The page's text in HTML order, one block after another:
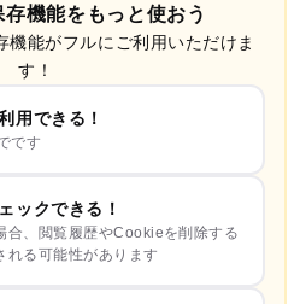
存機能をもっと使おう
機能がフルにご利用いただけま
す！
用できる！
です
ックできる！
合、閲覧履歴やCookieを削除する
れる可能性があります